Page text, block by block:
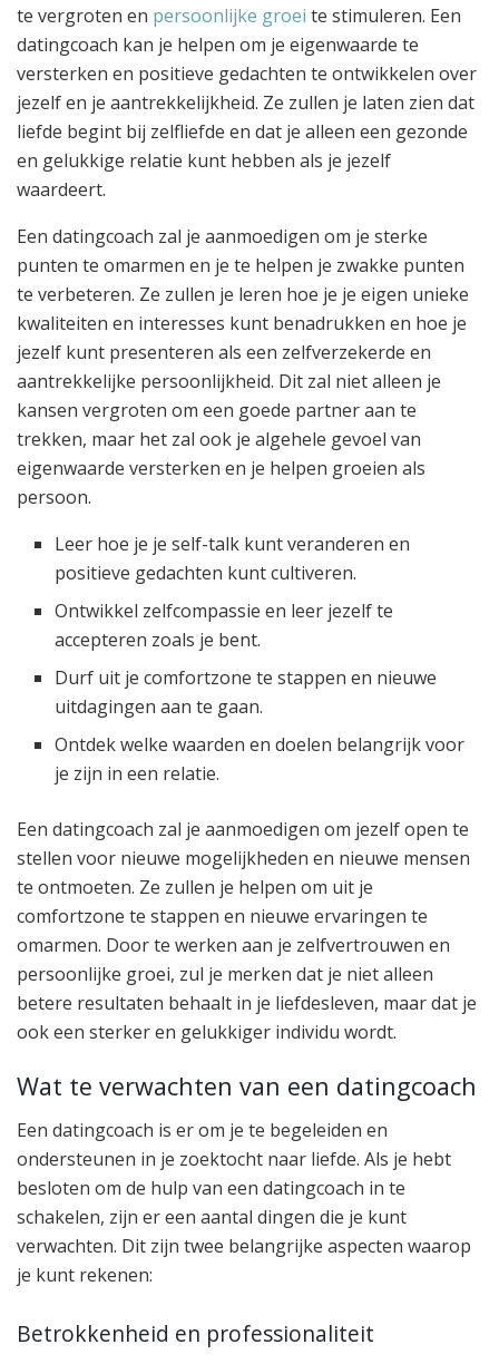
te vergroten en persoonlijke groei te stimuleren. Een
datingcoach kan je helpen om je eigenwaarde te
versterken en positieve gedachten te ontwikkelen over
jezelf en je aantrekkelijkheid. Ze zullen je laten zien dat
liefde begint bij zelfliefde en dat je alleen een gezonde
en gelukkige relatie kunt hebben als je jezelf
waardeert.
Een datingcoach zal je aanmoedigen om je sterke
punten te omarmen en je te helpen je zwakke punten
te verbeteren. Ze zullen je leren hoe je je eigen unieke
kwaliteiten en interesses kunt benadrukken en hoe je
jezelf kunt presenteren als een zelfverzekerde en
aantrekkelijke persoonlijkheid. Dit zal niet alleen je
kansen vergroten om een goede partner aan te
trekken, maar het zal ook je algehele gevoel van
eigenwaarde versterken en je helpen groeien als
persoon.
Leer hoe je je self-talk kunt veranderen en
positieve gedachten kunt cultiveren.
Ontwikkel zelfcompassie en leer jezelf te
accepteren zoals je bent.
Durf uit je comfortzone te stappen en nieuwe
uitdagingen aan te gaan.
Ontdek welke waarden en doelen belangrijk voor
je zijn in een relatie.
Een datingcoach zal je aanmoedigen om jezelf open te
stellen voor nieuwe mogelijkheden en nieuwe mensen
te ontmoeten. Ze zullen je helpen om uit je
comfortzone te stappen en nieuwe ervaringen te
omarmen. Door te werken aan je zelfvertrouwen en
persoonlijke groei, zul je merken dat je niet alleen
betere resultaten behaalt in je liefdesleven, maar dat je
ook een sterker en gelukkiger individu wordt.
Wat te verwachten van een datingcoach
Een datingcoach is er om je te begeleiden en
ondersteunen in je zoektocht naar liefde. Als je hebt
besloten om de hulp van een datingcoach in te
schakelen, zijn er een aantal dingen die je kunt
verwachten. Dit zijn twee belangrijke aspecten waarop
je kunt rekenen:
Betrokkenheid en professionaliteit